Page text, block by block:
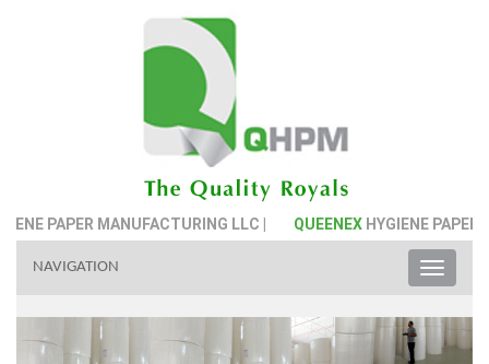
PAPER MANUFACTURING LLC | QUEENEXHYGIENE PAPER
Toggle
NAVIGATION